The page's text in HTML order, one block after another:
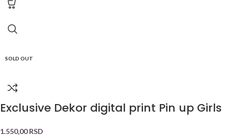
SOLD OUT
Exclusive Dekor digital print Pin up Girls
1.550,00RSD